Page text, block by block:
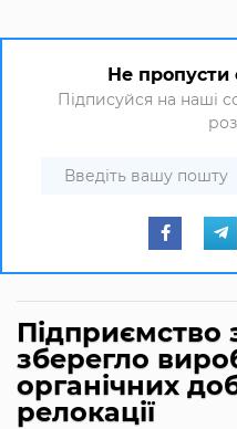
Не пропусти
Підписуйся на наші
Підприємство
зберегло
органічних
релокації